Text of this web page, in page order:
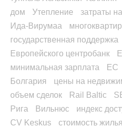
дом
Утепление
затраты
Ида-Вирумаа
государственная поддержка
Европейского центробанк
минимальная зарплата
ЕС
Болгария
цены на
объем сделок
Rail Baltic
Рига
Вильнюс индекс
CV Keskus
стоимость жилья